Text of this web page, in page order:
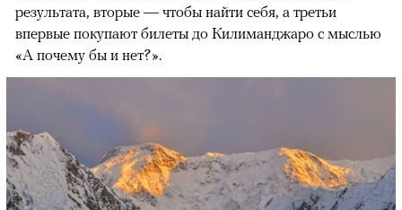
результата, вторые — чтобы найти себя, а третьи
впервые покупают билеты до Килиманджаро с мыслью
«А почему бы и нет?».